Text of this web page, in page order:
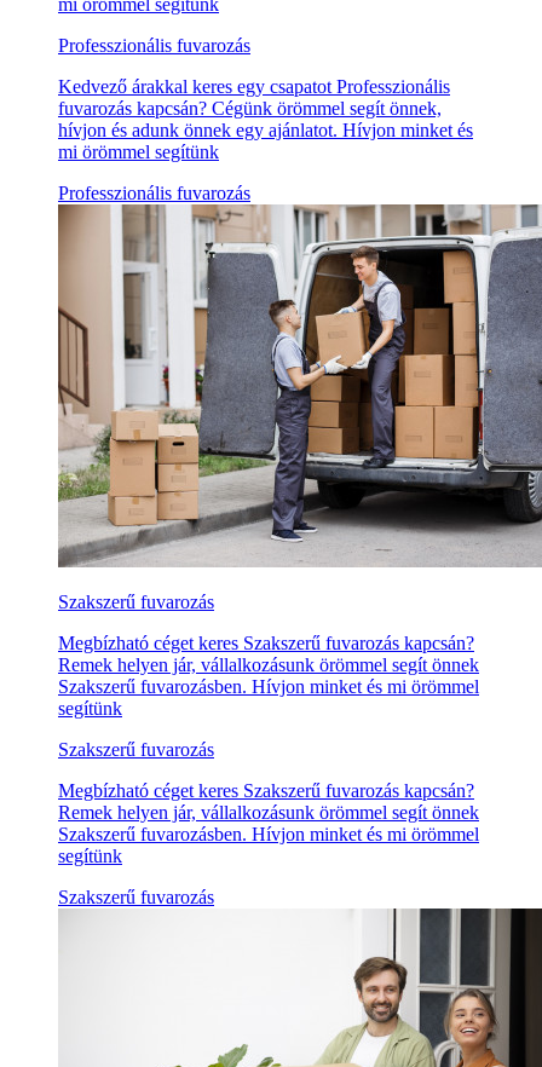
mi örömmel segítünk
Professzionális fuvarozás
Kedvező árakkal keres egy csapatot Professzionális
fuvarozás kapcsán? Cégünk örömmel segít önnek,
hívjon és adunk önnek egy ajánlatot. Hívjon minket és
mi örömmel segítünk
Professzionális fuvarozás
Szakszerű fuvarozás
Megbízható céget keres Szakszerű fuvarozás kapcsán?
Remek helyen jár, vállalkozásunk örömmel segít önnek
Szakszerű fuvarozásben. Hívjon minket és mi örömmel
segítünk
Szakszerű fuvarozás
Megbízható céget keres Szakszerű fuvarozás kapcsán?
Remek helyen jár, vállalkozásunk örömmel segít önnek
Szakszerű fuvarozásben. Hívjon minket és mi örömmel
segítünk
Szakszerű fuvarozás